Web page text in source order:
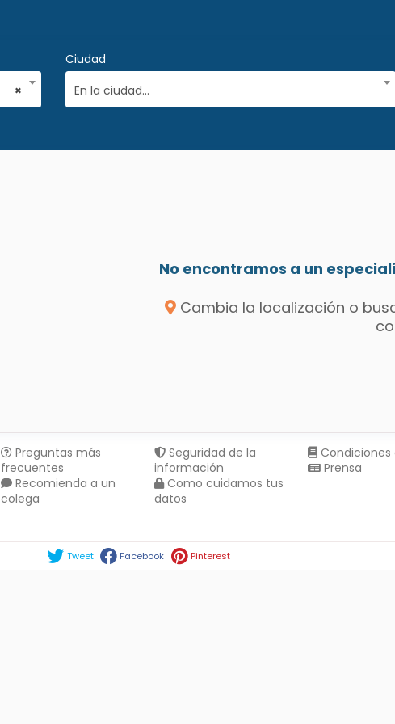
×
Ciudad
En la ciudad...
No encontramos a un
Cambia la localización o
Preguntas más
frecuentes
Recomienda a un
colega
Seguridad de la
información
Como cuidamos tus
datos
Condiciones
Prensa
Tweet Facebook Pinterest